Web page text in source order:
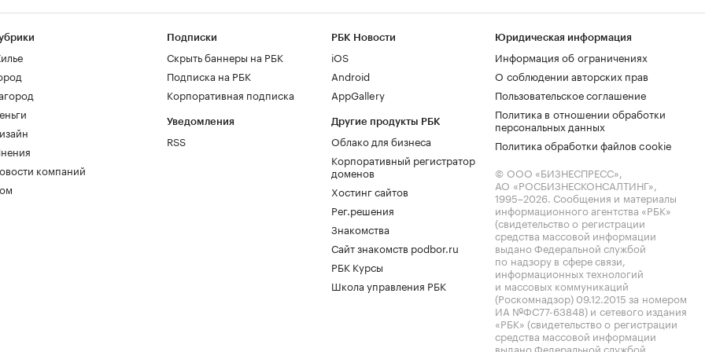
компаний
Подписки
Скрыть баннеры на РБК
Подписка на РБК
Корпоративная подписка
Уведомления
RSS
РБК Новости
iOS
Android
AppGallery
Другие продукты РБК
Облако для бизнеса
Корпоративный регистратор
доменов
Хостинг сайтов
Рег.решения
Знакомства
Сайт знакомств podbor.ru
РБК Курсы
Школа управления РБК
Юридическая информация
Информация об ограничениях
О соблюдении авторских прав
Пользовательское соглашение
Политика в отношении обработки
персональных данных
Политика обработки файлов cookie
© ООО «БИЗНЕСПРЕСС»,
АО «РОСБИЗНЕСКОНСАЛТИНГ»,
1995–2026. Сообщения и материалы
информационного агентства «РБК»
(свидетельство о регистрации
средства массовой информации
выдано Федеральной службой
по надзору в сфере связи,
информационных технологий
и массовых коммуникаций
(Роскомнадзор) 09.12.2015 за номером
ИА №ФС77-63848) и сетевого издания
«РБК» (свидетельство о регистрации
средства массовой информации
выдано Федеральной службой